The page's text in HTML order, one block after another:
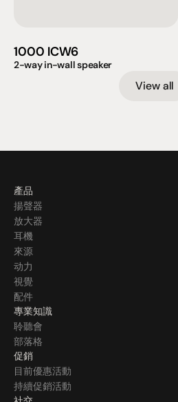
1000 ICW6
2-way in-wall speaker
View all
產品
揚聲器
放大器
耳機
來源
动力
視覺
配件
專業知識
聆聽會
部落格
促銷
目前優惠活動
持續促銷活動